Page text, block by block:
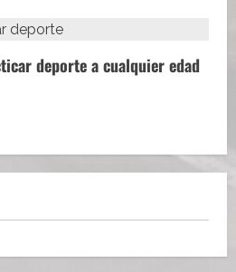
deporte a cualquier edad